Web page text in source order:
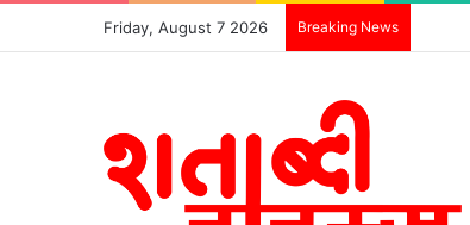
Friday, August 7 2026 Breaking News